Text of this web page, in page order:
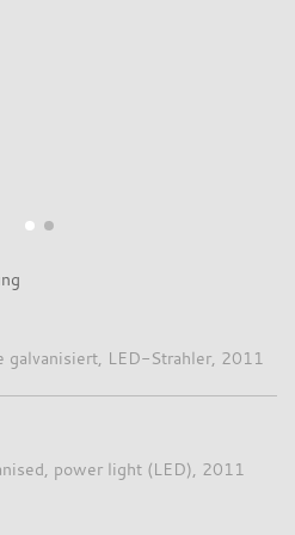
LED-Strahler, 2011
power light (LED), 2011